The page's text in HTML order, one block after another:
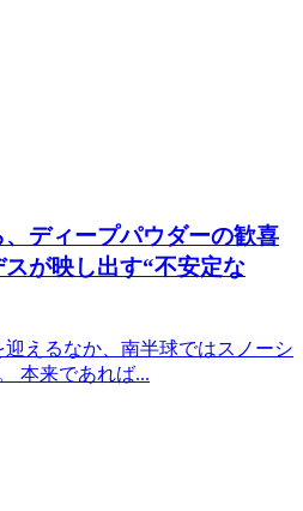
ディープパウダーの歓喜
が映し出す“不安定な
迎えるなか、南半球ではスノーシ
本来であれば...